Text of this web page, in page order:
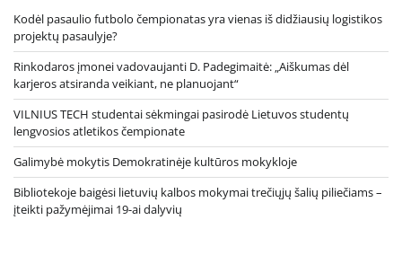
Kodėl pasaulio futbolo čempionatas yra vienas iš didžiausių logistikos
projektų pasaulyje?
Rinkodaros įmonei vadovaujanti D. Padegimaitė: „Aiškumas dėl
karjeros atsiranda veikiant, ne planuojant“
VILNIUS TECH studentai sėkmingai pasirodė Lietuvos studentų
lengvosios atletikos čempionate
Galimybė mokytis Demokratinėje kultūros mokykloje
Bibliotekoje baigėsi lietuvių kalbos mokymai trečiųjų šalių piliečiams –
įteikti pažymėjimai 19-ai dalyvių